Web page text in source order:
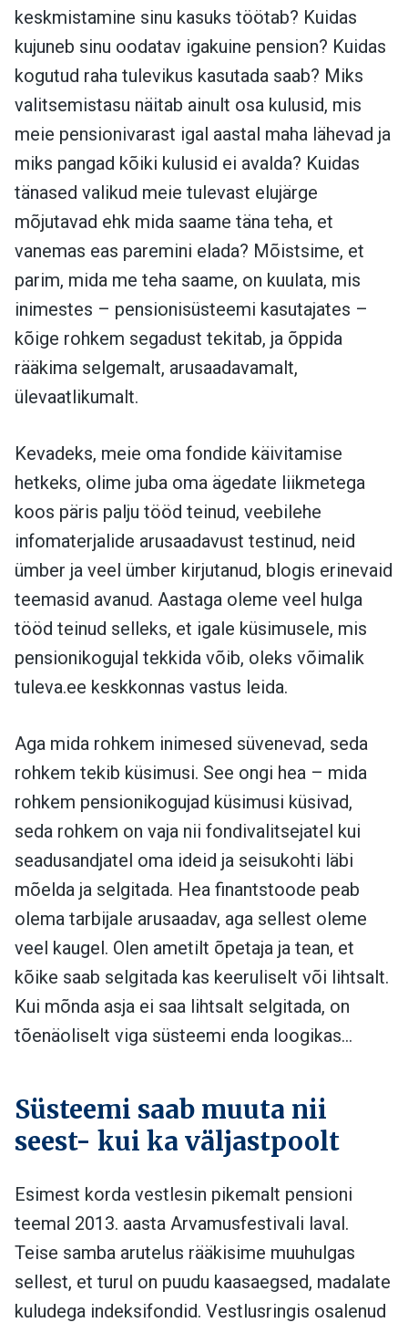
keskmistamine sinu kasuks töötab? Kuidas
kujuneb sinu oodatav igakuine pension? Kuidas
kogutud raha tulevikus kasutada saab? Miks
valitsemistasu näitab ainult osa kulusid, mis
meie pensionivarast igal aastal maha lähevad ja
miks pangad kõiki kulusid ei avalda? Kuidas
tänased valikud meie tulevast elujärge
mõjutavad ehk mida saame täna teha, et
vanemas eas paremini elada? Mõistsime, et
parim, mida me teha saame, on kuulata, mis
inimestes – pensionisüsteemi kasutajates –
kõige rohkem segadust tekitab, ja õppida
rääkima selgemalt, arusaadavamalt,
ülevaatlikumalt.
Kevadeks, meie oma fondide käivitamise
hetkeks, olime juba oma ägedate liikmetega
koos päris palju tööd teinud, veebilehe
infomaterjalide arusaadavust testinud, neid
ümber ja veel ümber kirjutanud, blogis erinevaid
teemasid avanud. Aastaga oleme veel hulga
tööd teinud selleks, et igale küsimusele, mis
pensionikogujal tekkida võib, oleks võimalik
tuleva.ee keskkonnas vastus leida.
Aga mida rohkem inimesed süvenevad, seda
rohkem tekib küsimusi. See ongi hea – mida
rohkem pensionikogujad küsimusi küsivad,
seda rohkem on vaja nii fondivalitsejatel kui
seadusandjatel oma ideid ja seisukohti läbi
mõelda ja selgitada. Hea finantstoode peab
olema tarbijale arusaadav, aga sellest oleme
veel kaugel. Olen ametilt õpetaja ja tean, et
kõike saab selgitada kas keeruliselt või lihtsalt.
Kui mõnda asja ei saa lihtsalt selgitada, on
tõenäoliselt viga süsteemi enda loogikas…
Süsteemi saab muuta nii
seest- kui ka väljastpoolt
Esimest korda vestlesin pikemalt pensioni
teemal 2013. aasta Arvamusfestivali laval.
Teise samba arutelus rääkisime muuhulgas
sellest, et turul on puudu kaasaegsed, madalate
kuludega indeksifondid. Vestlusringis osalenud